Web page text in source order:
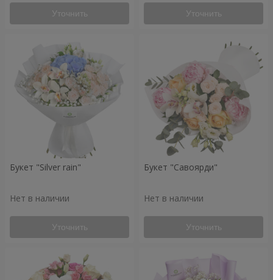
Уточнить Уточнить
Букет "Silver rain"
Нет в наличии
Уточнить
Букет "Савоярди"
Нет в наличии
Уточнить